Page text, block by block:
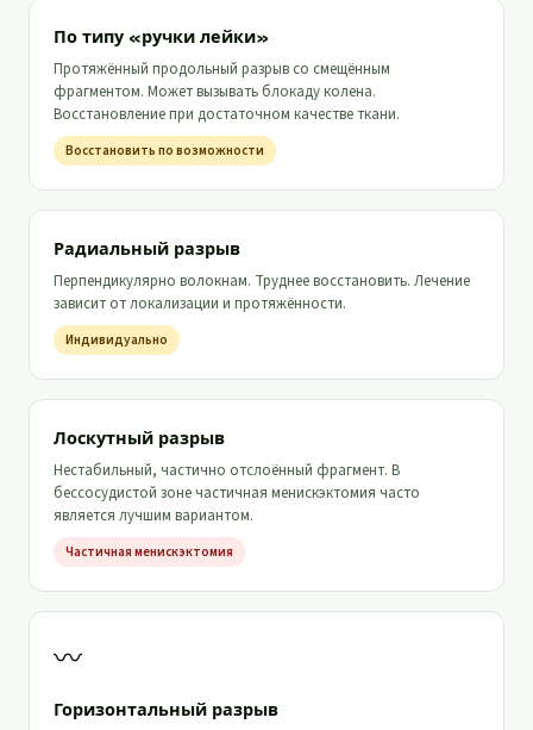
По типу «ручки лейки»
Протяжённый продольный разрыв со смещённым
фрагментом. Может вызывать блокаду колена.
Восстановление при достаточном качестве ткани.
Восстановить по возможности
Радиальный разрыв
Перпендикулярно волокнам. Труднее восстановить. Лечение
зависит от локализации и протяжённости.
Индивидуально
Лоскутный разрыв
Нестабильный, частично отслоённый фрагмент. В
бессосудистой зоне частичная менискэктомия часто
является лучшим вариантом.
Частичная менискэктомия
〰
Горизонтальный разрыв